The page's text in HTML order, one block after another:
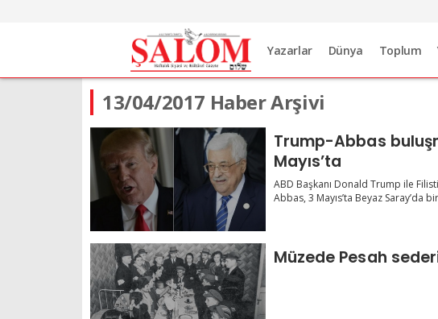
Yazarlar Dünya Toplum
13/04/2017 Haber Arşivi
Trump-Abbas
Mayıs’ta
ABD Başkanı Donald Trump ile
Abbas, 3 Mayıs’ta Beyaz Saray’da
Müzede Pesah